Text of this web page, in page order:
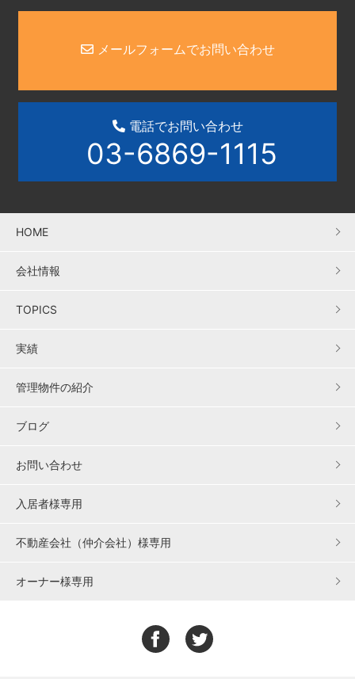
メールフォームでお問い合わせ
電話でお問い合わせ
03-6869-1115
HOME
会社情報
TOPICS
実績
管理物件の紹介
ブログ
お問い合わせ
入居者様専用
不動産会社（仲介会社）様専用
オーナー様専用